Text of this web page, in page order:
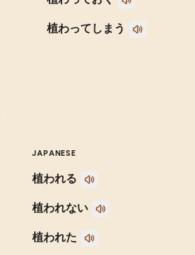
植わってしまう
JAPANESE
植われる
植われない
植われた